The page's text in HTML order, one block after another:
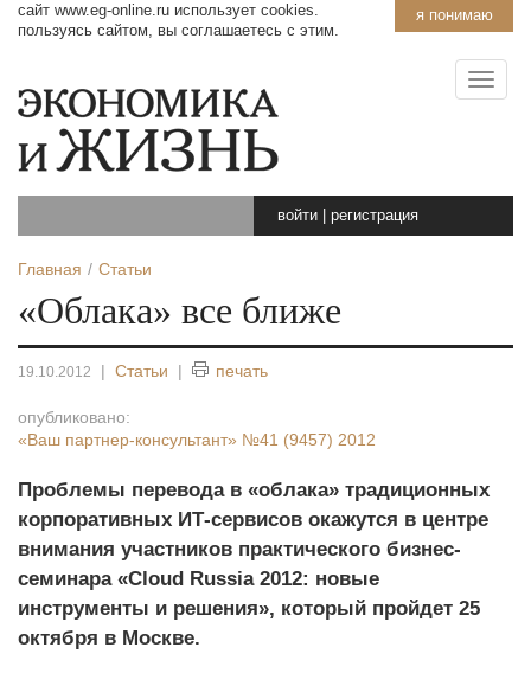
я понимаю
сайт www.eg-online.ru использует cookies.
пользуясь сайтом, вы соглашаетесь с этим.
войти регистрация
Главная Статьи
«Облака» все ближе
19.10.2012 | Статьи | печать
опубликовано:
«Ваш партнер-консультант» №41 (9457) 2012
Проблемы перевода в «облака» традиционных
корпоративных ИТ-сервисов окажутся в центре
внимания участников практического бизнес-
семинара «Cloud Russia 2012: новые
инструменты и решения», который пройдет 25
октября в Москве.